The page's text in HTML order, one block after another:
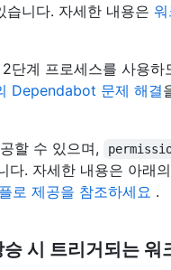
습니다. 자세한 내용은
단계 프로세스를 사용하
Dependabot 문제 해결
할 수 있으며,
다. 자세한 내용은 아래의
로 제공을 참조하세요 .
시 트리거되는 워